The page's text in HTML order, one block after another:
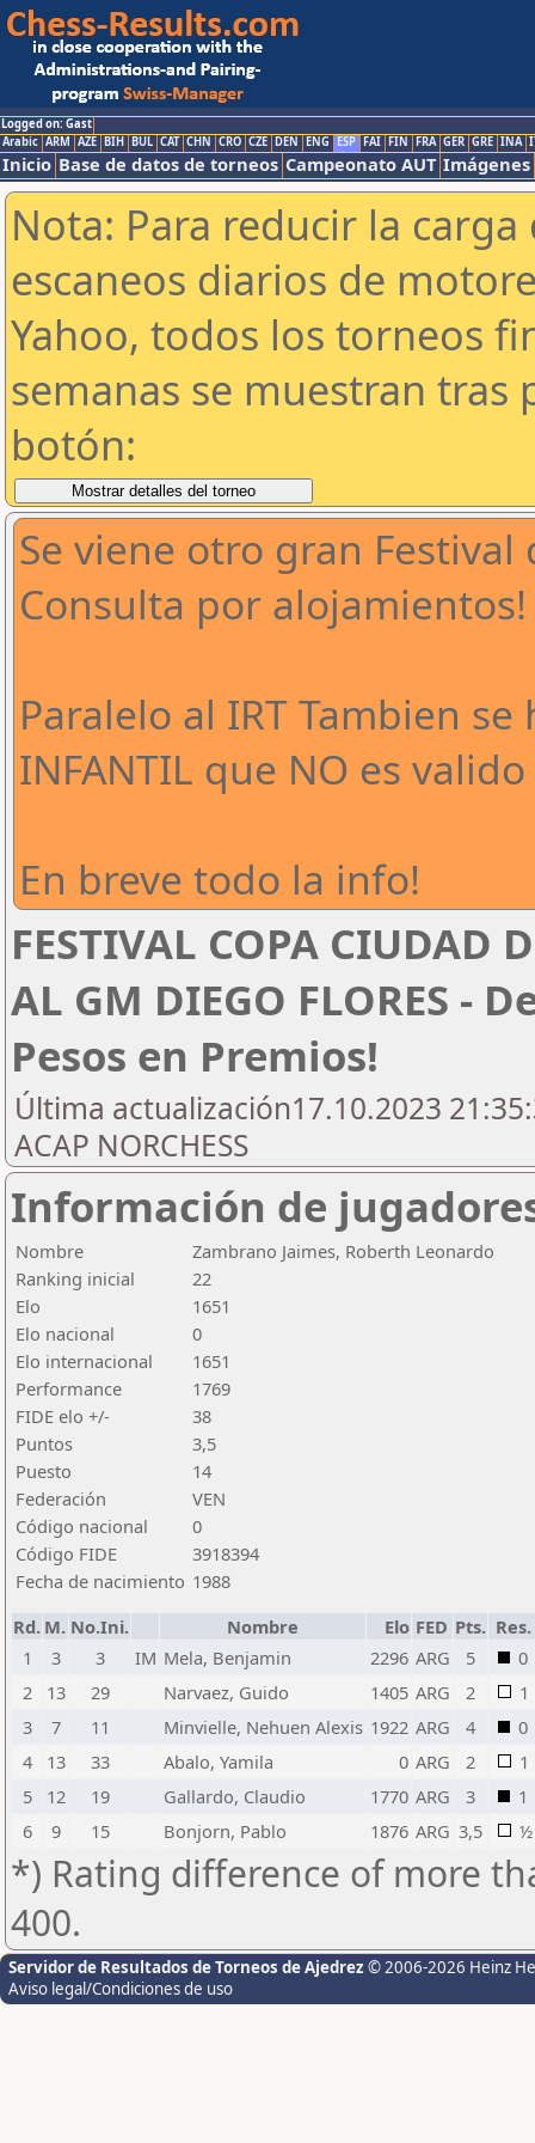
Logged on: Gast
Arabic ARM AZE BIH BUL CAT CHN CRO CZE DEN ENG ESP FAI FIN FRA GER GRE INA
Inicio Base de datos de torneos Campeonato AUT Imágenes
Nota: Para reducir la
escaneos diarios de
Yahoo, todos los torneos
semanas se muestran tras
botón:
Se viene otro gran Festival
Consulta por
Paralelo al IRT Tambien
INFANTIL que NO es valido
En breve todo la info!
FESTIVAL COPA CIUDAD
AL GM DIEGO FLORES -
Pesos en Premios!
Última actualización17.10.2023
ACAP NORCHESS
Información de
Nombre
Zambrano Jaimes, Roberth Leonardo
Ranking inicial
22
Elo
1651
Elo nacional
0
Elo internacional
1651
Performance
1769
FIDE elo +/-
38
Puntos
3,5
Puesto
14
Federación
VEN
Código nacional
0
Código FIDE
3918394
Fecha de nacimiento 1988
Rd. M. No.Ini. Nombre Elo FED Pts. Res.
1
3 3 IM Mela, Benjamin 2296 ARG 5
0
2
13 29 Narvaez, Guido 1405 ARG 2
1
3
7 11 Minvielle, Nehuen Alexis 1922 ARG 4
0
4
13 33 Abalo, Yamila 0 ARG 2
1
5
12 19 Gallardo, Claudio 1770 ARG 3
1
6
9 15 Bonjorn, Pablo 1876 ARG 3,5 ½
*) Rating difference of more
400.
Servidor de Resultados de Torneos de Ajedrez © 2006-2026 Heinz
Aviso legal/Condiciones de uso